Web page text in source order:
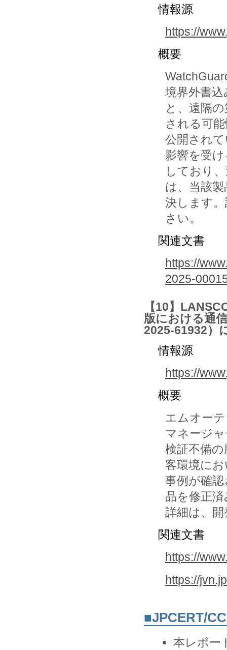
情報源
https://
概要
境界外書
と、遠隔
される可
公開され
影響を受
しており
は、当該
決します
さい。
関連文書
https://
2025-
【10】
版における通
2025-61932）
情報源
https://
概要
エムオー
マネージ
検証不備
客環境に
事例が確
品を修正
詳細は、
関連文書
https://
https://
■JPCERT/
本レポー